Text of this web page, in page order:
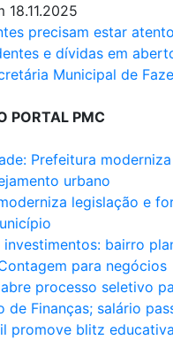
18.11.2025
precisam estar
e dívidas em
Municipal de
PORTAL PMC
Prefeitura
urbano
legislação e
investimentos: bairro
para negócios
processo seletivo
de Finanças; salário
promove blitz